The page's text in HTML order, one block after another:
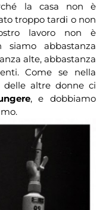
la casa non è
troppo tardi o non
lavoro non è
siamo abbastanza
alte, abbastanza
Come se nella
delle altre donne ci
, e dobbiamo